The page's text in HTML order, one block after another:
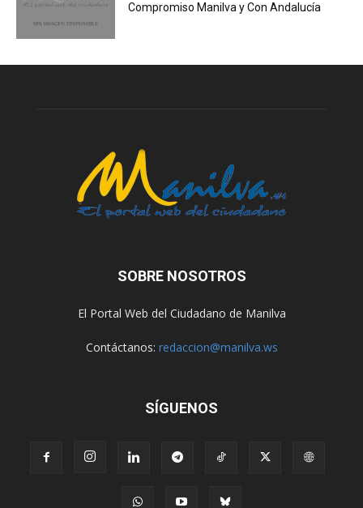
Compromiso Manilva y Con Andalucía
SOBRE NOSOTROS
El Portal Web del Ciudadano de Manilva
Contáctanos: redaccion@manilva.ws
SÍGUENOS